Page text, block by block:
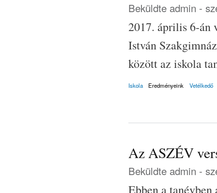
Beküldte admin -
2017. április 6-án
István
között az iskola
Iskola Eredményeink Vetélkedő
Az ASZÉV
Beküldte admin -
Ebben a